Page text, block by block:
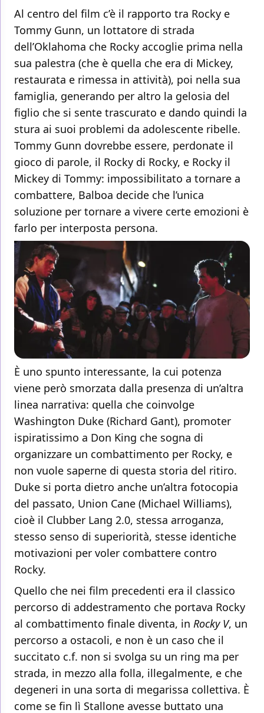
Al centro del film c’è il rapporto tra Rocky e
Tommy Gunn, un lottatore di strada
dell’Oklahoma che Rocky accoglie prima nella
sua palestra (che è quella che era di Mickey,
restaurata e rimessa in attività), poi nella sua
famiglia, generando per altro la gelosia del
figlio che si sente trascurato e dando quindi la
stura ai suoi problemi da adolescente ribelle.
Tommy Gunn dovrebbe essere, perdonate il
gioco di parole, il Rocky di Rocky, e Rocky il
Mickey di Tommy: impossibilitato a tornare a
combattere, Balboa decide che l’unica
soluzione per tornare a vivere certe emozioni è
farlo per interposta persona.
È uno spunto interessante, la cui potenza
viene però smorzata dalla presenza di un’altra
linea narrativa: quella che coinvolge
Washington Duke (Richard Gant), promoter
ispiratissimo a Don King che sogna di
organizzare un combattimento per Rocky, e
non vuole saperne di questa storia del ritiro.
Duke si porta dietro anche un’altra fotocopia
del passato, Union Cane (Michael Williams),
cioè il Clubber Lang 2.0, stessa arroganza,
stesso senso di superiorità, stesse identiche
motivazioni per voler combattere contro
Rocky.
Quello che nei film precedenti era il classico
percorso di addestramento che portava Rocky
al combattimento finale diventa, in Rocky V, un
percorso a ostacoli, e non è un caso che il
succitato c.f. non si svolga su un ring ma per
strada, in mezzo alla folla, illegalmente, e che
degeneri in una sorta di megarissa collettiva. È
come se fin lì Stallone avesse buttato una